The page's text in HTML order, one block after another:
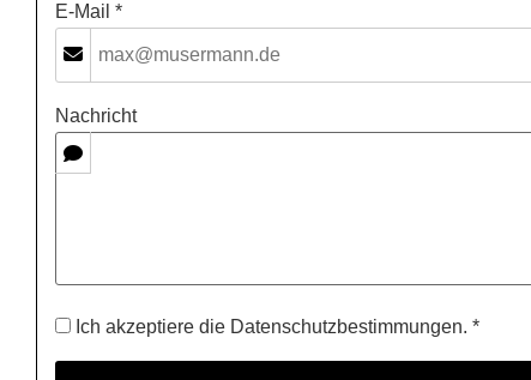
E-Mail *
Nachricht
Ich akzeptiere die Datenschutzbestimmungen. *